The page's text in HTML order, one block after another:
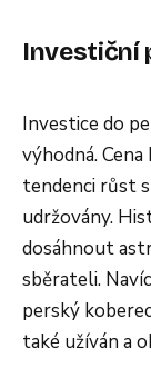
Investiční
Investice do
výhodná.
tendenci růst s
udržovány.
dosáhnout
sběrateli.
perský
také užíván a